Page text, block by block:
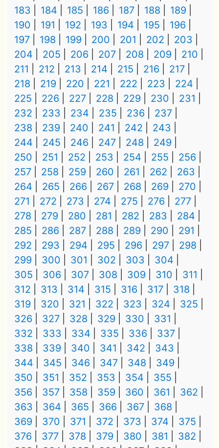
183
184 185 186 187 188
189
190
191 192 193 194 195
196
197
198 199 200 201 202
203
204
205 206 207 208 209
210
211
212 213 214 215 216
217
218
219 220 221 222 223
224
225
226 227 228 229 230
231
232
233 234 235 236
237
238
239 240 241 242
243
244
245 246 247 248
249
250
251 252 253 254 255
256
257
258 259 260 261 262
263
264
265 266 267 268 269
270
271
272 273 274 275 276
277
278
279 280 281 282 283
284
285
286 287 288 289 290
291
292
293 294 295 296 297
298
299
300 301 302 303
304
305
306 307 308 309 310
311
312
313 314 315 316 317
318
319
320 321 322 323 324
325
326
327 328 329 330
331
332
333 334 335 336
337
338
339 340 341 342
343
344
345 346 347 348
349
350
351 352 353 354
355
356
357 358 359 360 361
362
363
364 365 366 367
368
369
370 371 372 373 374
375
376
377 378 379 380 381
382